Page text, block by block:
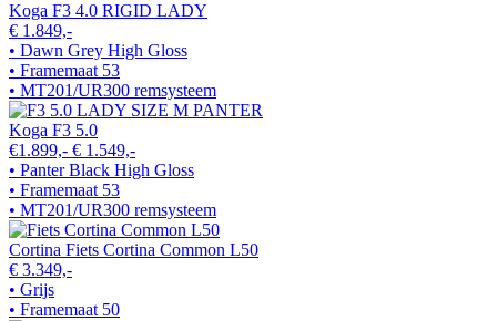
Koga F3 4.0 RIGID LADY
€ 1.849,-
• Dawn Grey High Gloss
• Framemaat 53
• MT201/UR300 remsysteem
Koga F3 5.0
€1.899,- € 1.549,-
• Panter Black High Gloss
• Framemaat 53
• MT201/UR300 remsysteem
Cortina Fiets Cortina Common L50
€ 3.349,-
• Grijs
• Framemaat 50